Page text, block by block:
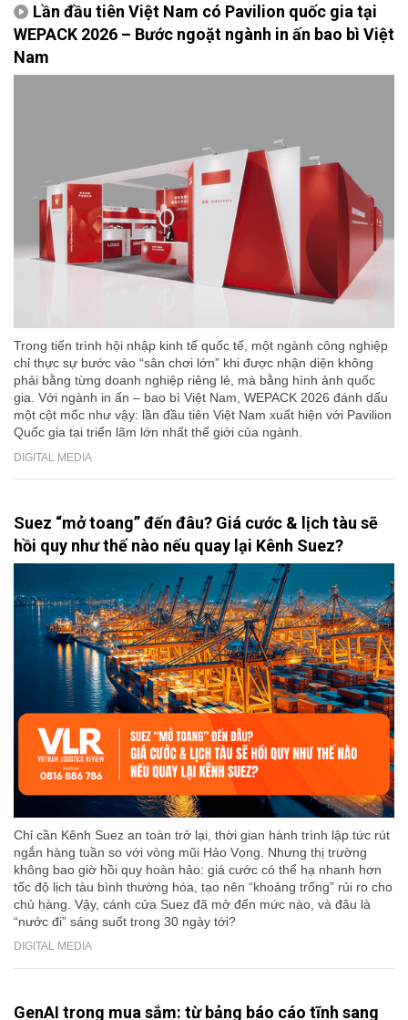
Lần đầu tiên Việt Nam có Pavilion quốc gia tại
WEPACK 2026 – Bước ngoặt ngành in ấn bao bì Việt
Nam
Trong tiến trình hội nhập kinh tế quốc tế, một ngành công nghiệp
chỉ thực sự bước vào “sân chơi lớn” khi được nhận diện không
phải bằng từng doanh nghiệp riêng lẻ, mà bằng hình ảnh quốc
gia. Với ngành in ấn – bao bì Việt Nam, WEPACK 2026 đánh dấu
một cột mốc như vậy: lần đầu tiên Việt Nam xuất hiện với Pavilion
Quốc gia tại triển lãm lớn nhất thế giới của ngành.
DIGITAL MEDIA
Suez “mở toang” đến đâu? Giá cước & lịch tàu sẽ
hồi quy như thế nào nếu quay lại Kênh Suez?
Chỉ cần Kênh Suez an toàn trở lại, thời gian hành trình lập tức rút
ngắn hàng tuần so với vòng mũi Hảo Vọng. Nhưng thị trường
không bao giờ hồi quy hoàn hảo: giá cước có thể hạ nhanh hơn
tốc độ lịch tàu bình thường hóa, tạo nên “khoảng trống” rủi ro cho
chủ hàng. Vậy, cánh cửa Suez đã mở đến mức nào, và đâu là
“nước đi” sáng suốt trong 30 ngày tới?
DIGITAL MEDIA
GenAI trong mua sắm: từ bảng báo cáo tĩnh sang